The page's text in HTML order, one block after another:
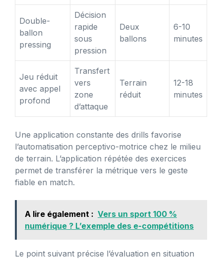
Double-
ballon
pressing
Décision
rapide
sous
pression
Deux
ballons
6-10
minutes
Jeu réduit
avec appel
profond
Transfert
vers
zone
d’attaque
Terrain
réduit
12-18
minutes
Une application constante des drills favorise
l’automatisation perceptivo-motrice chez le milieu
de terrain. L’application répétée des exercices
permet de transférer la métrique vers le geste
fiable en match.
A lire également : Vers un sport 100 %
numérique ? L’exemple des e-compétitions
Le point suivant précise l’évaluation en situation